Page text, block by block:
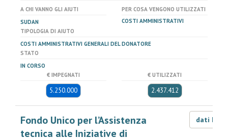
A CHI VANNO GLI AIUTI
SUDAN
PER COSA VENGONO UTILIZZATI
COSTI AMMINISTRATIVI
TIPOLOGIA DI AIUTO
COSTI AMMINISTRATIVI GENERALI DEL DONATORE
STATO
IN CORSO
€ IMPEGNATI
5.250.000
€ UTILIZZATI
2.437.412
Fondo Unico per l’Assistenza
tecnica alle Iniziative di
dati LOD